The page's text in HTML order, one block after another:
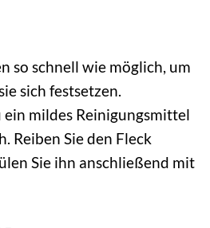
so schnell wie möglich, um
sich festsetzen.
ein mildes Reinigungsmittel
Reiben Sie den Fleck
Sie ihn anschließend mit